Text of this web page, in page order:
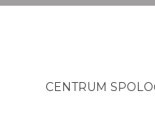
CENTRUM